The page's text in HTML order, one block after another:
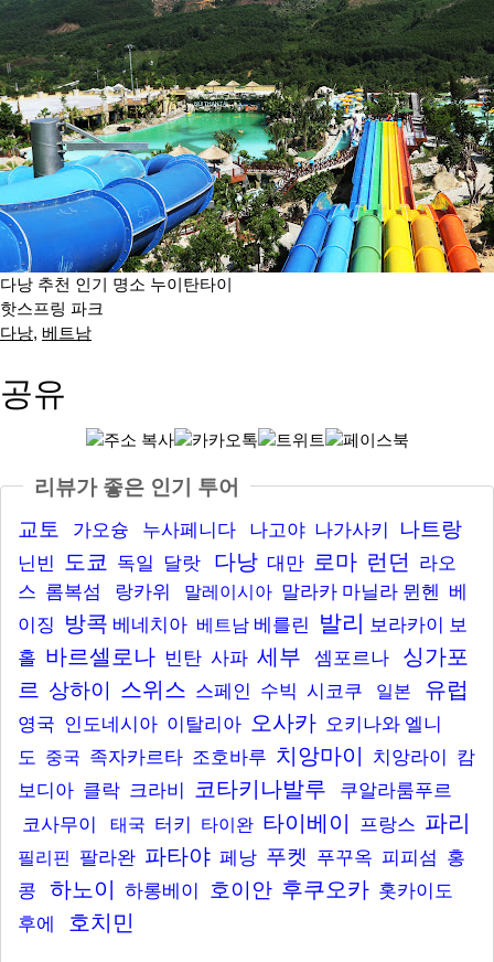
다낭 추천 인기 명소 누이탄타이
핫스프링 파크
다낭, 베트남
공유
리뷰가 좋은 인기 투어
교토 가오슝 누사페니다 나고야 나가사키 나트랑
닌빈 도쿄 독일 달랏 다낭 대만 로마 런던 라오
스 롬복섬 랑카위 말레이시아 말라카 마닐라 뮌헨 베
이징 방콕 베네치아 베트남 베를린 발리 보라카이 보
홀 바르셀로나 빈탄 사파 세부 셈포르나
싱가포
르 상하이 스위스 스페인 수빅 시코쿠 일본 유럽
영국 인도네시아 이탈리아 오사카 오키나와 엘니
도 중국 족자카르타 조호바루 치앙마이 치앙라이 캄
보디아 클락 크라비 코타키나발루
쿠알라룸푸르
코사무이
태국 터키 타이완 타이베이 프랑스 파리
필리핀 팔라완 파타야 페낭 푸켓 푸꾸옥 피피섬 홍
콩
하노이 하롱베이 호이안 후쿠오카 홋카이도
후에
호치민